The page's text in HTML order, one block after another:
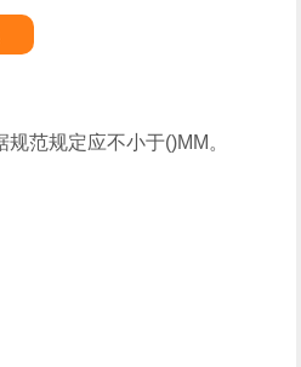
范规定应不小于()MM。